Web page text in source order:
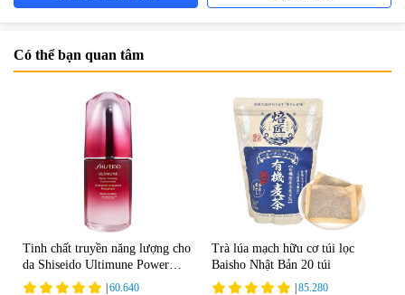
Có thể bạn quan tâm
Tinh chất truyền năng lượng cho
da Shiseido Ultimune Power
75ml
60.640
Trà lúa mạch hữu cơ túi lọc
Baisho Nhật Bản 20 túi
85.280